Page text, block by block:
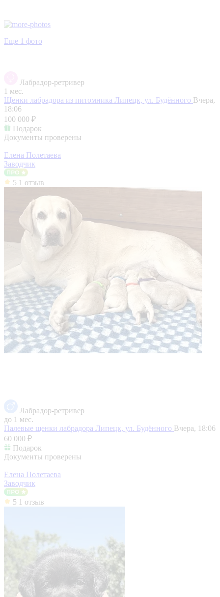
Еще 1 фото
Лабрадор-ретривер
1 мес.
Щенки лабрадора из питомника Липецк, ул. Будённого Вчера,
18:06
100 000 ₽
Подарок
Документы проверены
Елена Полетаева
Заводчик
5 1 отзыв
Лабрадор-ретривер
до 1 мес.
Палевые щенки лабрадора Липецк, ул. Будённого Вчера, 18:06
60 000 ₽
Подарок
Документы проверены
Елена Полетаева
Заводчик
5 1 отзыв